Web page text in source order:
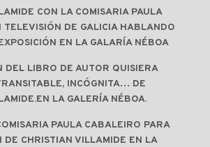
CON LA COMISARIA PAULA
TELEVISIÓN DE GALICIA HABLANDO
EN LA GALARÍA NÉBOA
DEL LIBRO DE AUTOR QUISIERA
INCÓGNITA… DE
LA GALERÍA NÉBOA.
PAULA CABALEIRO PARA
DE CHRISTIAN VILLAMIDE EN LA